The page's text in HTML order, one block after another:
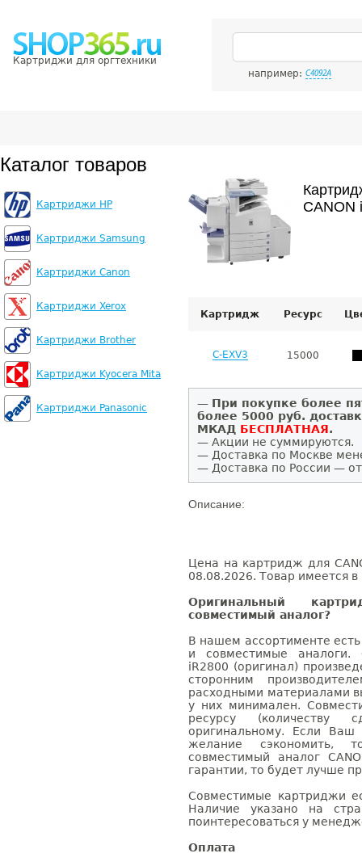
Картриджи для оргтехники
например: C4092A
Каталог товаров
Картриджи HP
Картриджи Samsung
Картриджи Canon
Картриджи Xerox
Картриджи Brother
Картриджи Kyocera Mita
Картриджи Panasonic
CANON
Картридж Ресурс
C-EXV3 15000
— При покупке более
более 5000 руб.
МКАД БЕСПЛАТНАЯ.
— Акции не суммируются.
— Доставка по Москве
— Доставка по России —
Описание:
Цена на картридж для
08.08.2026. Товар имеется в
Оригинальный
совместимый аналог?
В нашем ассортименте
и совместимые аналоги.
iR2800 (оригинал)
сторонним
расходными материалами
у них минимален.
ресурсу (количеству
оригинальному. Если
желание сэкономить,
совместимый аналог
гарантии, то будет лучше
Совместимые картриджи
Наличие указано на
поинтересоваться у
Оплата